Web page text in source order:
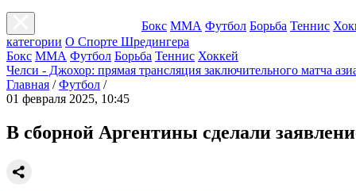
Бокс ММА Футбол Борьба Теннис
категории О Спорте Шредингера
Бокс ММА Футбол Борьба Теннис Хоккей
Челси - Джохор: прямая трансляция заключительного матча
Главная / Футбол /
01 февраля 2025, 10:45
В сборной Аргентины сделали